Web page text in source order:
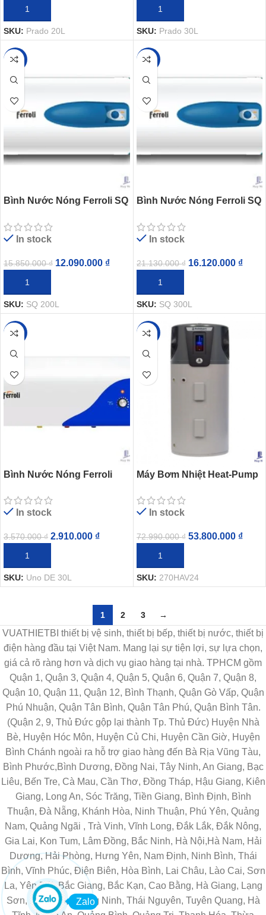
THÊM VÀO GIỎ HÀNG
SKU: Prado 20L
THÊM VÀO GIỎ HÀNG
SKU: Prado 30L
-24%
Bình Nước Nóng Ferroli SQ
In stock
15.850.000₫ 12.090.000 ₫
THÊM VÀO GIỎ HÀNG
SKU: SQ 200L
-24%
Bình Nước Nóng Ferroli SQ
4000W
In stock
21.130.000₫ 16.120.000 ₫
THÊM VÀO GIỎ HÀNG
SKU: SQ 300L
-18%
Bình Nước Nóng Ferroli
2500W
In stock
3.570.000₫ 2.910.000 ₫
THÊM VÀO GIỎ HÀNG
SKU: Uno DE 30L
-26%
Máy Bơm Nhiệt Heat-Pump
Vật Tư
In stock
72.990.000₫ 53.800.000 ₫
THÊM VÀO GIỎ HÀNG
SKU: 270HAV24
1 2 3 →
VUATHIETBI thiết bị vệ sinh, thiết bị bếp, thiết bị nước, thiết bị
điện hàng đầu tại Việt Nam. Mang lại sự tiện lợi, sự lựa chọn,
giá cả rõ ràng hơn và dịch vụ giao hàng tại nhà. TPHCM gồm
Quận 1, Quận 3, Quận 4, Quận 5, Quận 6, Quận 7, Quận 8,
Quận 10, Quận 11, Quận 12, Bình Thạnh, Quận Gò Vấp, Quận
Phú Nhuận, Quận Tân Bình, Quận Tân Phú, Quận Bình Tân.
(Quận 2, 9, Thủ Đức gộp lại thành Tp. Thủ Đức) Huyện Nhà
Bè, Huyện Hóc Môn, Huyện Củ Chi, Huyện Cần Giờ, Huyện
Bình Chánh ngoài ra hỗ trợ giao hàng đến Bà Rịa Vũng Tàu,
Bình Phước,Bình Dương, Đồng Nai, Tây Ninh, An Giang, Bạc
Liêu, Bến Tre, Cà Mau, Cần Thơ, Đồng Tháp, Hậu Giang, Kiên
Giang, Long An, Sóc Trăng, Tiền Giang, Bình Định, Bình
Thuận, Đà Nẵng, Khánh Hòa, Ninh Thuận, Phú Yên, Quảng
Nam, Quảng Ngãi , Trà Vinh, Vĩnh Long, Đắk Lắk, Đắk Nông,
Gia Lai, Kon Tum, Lâm Đồng, Bắc Ninh, Hà Nội,Hà Nam, Hải
Dương, Hải Phòng, Hưng Yên, Nam Định, Ninh Bình, Thái
Bình, Vĩnh Phúc, Điện Biên, Hòa Bình, Lai Châu, Lào Cai, Sơn
La, Yên Bái, Bắc Giang, Bắc Kạn, Cao Bằng, Hà Giang, Lạng
Sơn, Phú Thọ, Quảng Ninh, Thái Nguyên, Tuyên Quang, Hà
Zalo